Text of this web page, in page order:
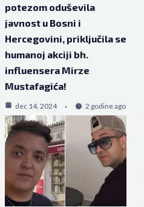
potezom oduševila
javnost u Bosni i
Hercegovini, priključila se
humanoj akciji bh.
influensera Mirze
Mustafagića!
dec 14, 2024 2 godine ago